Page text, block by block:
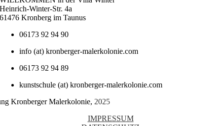
Heinrich-Winter-Str. 4a
61476 Kronberg im Taunus
06173 92 94 90
info (at) kronberger-malerkolonie.com
06173 92 94 89
kunstschule (at) kronberger-malerkolonie.com
Kronberger Malerkolonie, 2025
IMPRESSUM